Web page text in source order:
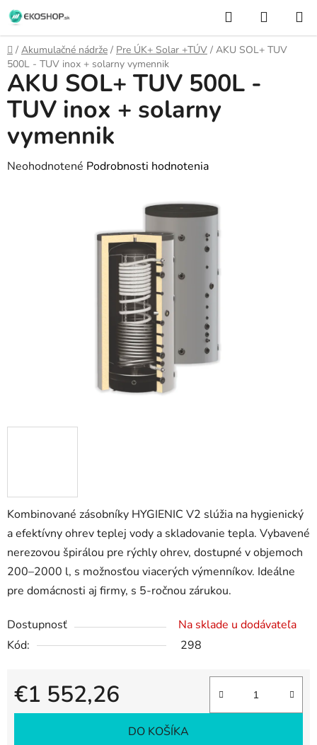
Prejsť
na
obsah
Hľadať
KOŠÍK
Domov
/ Akumulačné nádrže / Pre ÚK+ Solar +TÚV / AKU SOL+ TUV
500L - TUV inox + solarny vymennik
Kombinované zásobníky HYGIENIC V2 slúžia na hygienický
a efektívny ohrev teplej vody a skladovanie tepla. Vybavené
nerezovou špirálou pre rýchly ohrev, dostupné v objemoch
200–2000 l, s možnosťou viacerých výmenníkov. Ideálne
pre domácnosti aj firmy, s 5-ročnou zárukou.
Dostupnosť
Na sklade u dodávateľa
Kód:
298
€1 552,26
Jednotková cena:
DO KOŠÍKA
AKU SOL+ TUV 500L -
TUV inox + solarny
vymennik
Priemerné
Neohodnotené Podrobnosti hodnotenia